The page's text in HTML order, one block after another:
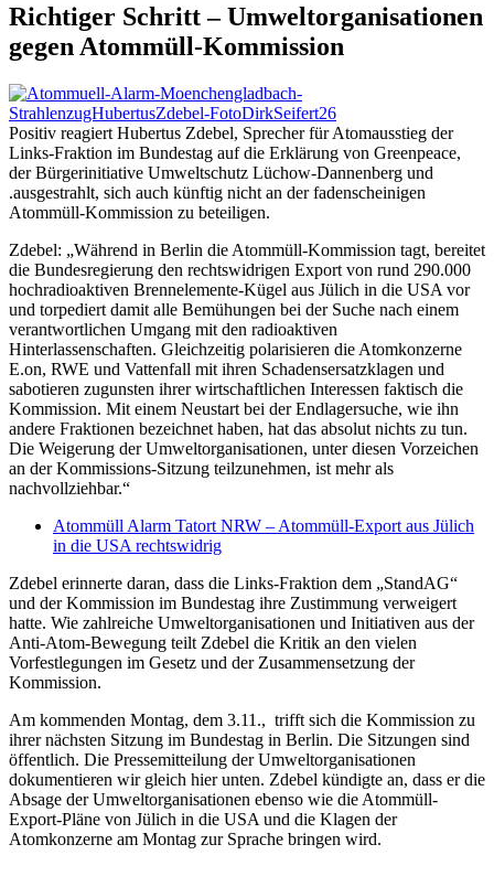
Richtiger Schritt – Umweltorganisationen
gegen Atommüll-Kommission
Positiv reagiert Hubertus Zdebel, Sprecher für Atomausstieg der
Links-Fraktion im Bundestag auf die Erklärung von Greenpeace,
der Bürgerinitiative Umweltschutz Lüchow-Dannenberg und
.ausgestrahlt, sich auch künftig nicht an der fadenscheinigen
Atommüll-Kommission zu beteiligen.
Zdebel: „Während in Berlin die Atommüll-Kommission tagt, bereitet
die Bundesregierung den rechtswidrigen Export von rund 290.000
hochradioaktiven Brennelemente-Kügel aus Jülich in die USA vor
und torpediert damit alle Bemühungen bei der Suche nach einem
verantwortlichen Umgang mit den radioaktiven
Hinterlassenschaften. Gleichzeitig polarisieren die Atomkonzerne
E.on, RWE und Vattenfall mit ihren Schadensersatzklagen und
sabotieren zugunsten ihrer wirtschaftlichen Interessen faktisch die
Kommission. Mit einem Neustart bei der Endlagersuche, wie ihn
andere Fraktionen bezeichnet haben, hat das absolut nichts zu tun.
Die Weigerung der Umweltorganisationen, unter diesen Vorzeichen
an der Kommissions-Sitzung teilzunehmen, ist mehr als
nachvollziehbar.“
Atommüll Alarm Tatort NRW – Atommüll-Export aus Jülich
in die USA rechtswidrig
Zdebel erinnerte daran, dass die Links-Fraktion dem „StandAG“
und der Kommission im Bundestag ihre Zustimmung verweigert
hatte. Wie zahlreiche Umweltorganisationen und Initiativen aus der
Anti-Atom-Bewegung teilt Zdebel die Kritik an den vielen
Vorfestlegungen im Gesetz und der Zusammensetzung der
Kommission.
Am kommenden Montag, dem 3.11., trifft sich die Kommission zu
ihrer nächsten Sitzung im Bundestag in Berlin. Die Sitzungen sind
öffentlich. Die Pressemitteilung der Umweltorganisationen
dokumentieren wir gleich hier unten. Zdebel kündigte an, dass er die
Absage der Umweltorganisationen ebenso wie die Atommüll-
Export-Pläne von Jülich in die USA und die Klagen der
Atomkonzerne am Montag zur Sprache bringen wird.